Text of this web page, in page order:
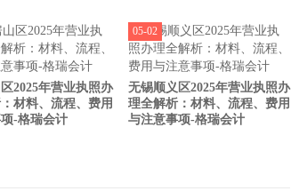
2025年营业执照办
材料、流程、费用
-格瑞会计
无锡顺义区2025年营业执照办
理全解析：材料、流程、费用
与注意事项-格瑞会计
05-02